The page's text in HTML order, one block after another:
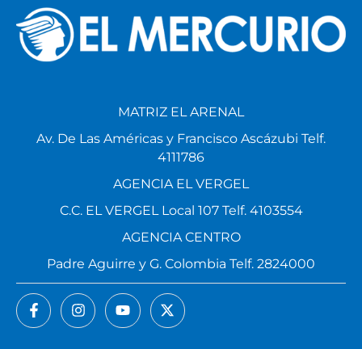
MATRIZ EL ARENAL
Av. De Las Américas y Francisco Ascázubi Telf.
4111786
AGENCIA EL VERGEL
C.C. EL VERGEL Local 107 Telf. 4103554
AGENCIA CENTRO
Padre Aguirre y G. Colombia Telf. 2824000